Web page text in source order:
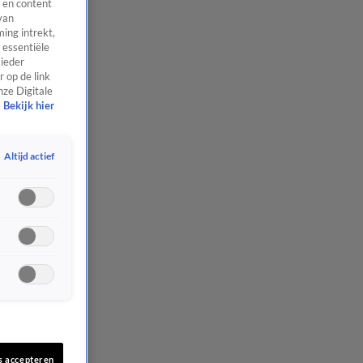
en content
intrekt,
op de link
Digitale
Bekijk hier
Altijd actief
accepteren